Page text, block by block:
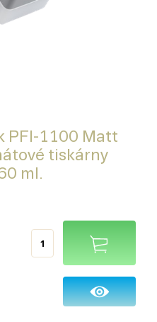
PFI-1100 Matt
tiskárny
ml.